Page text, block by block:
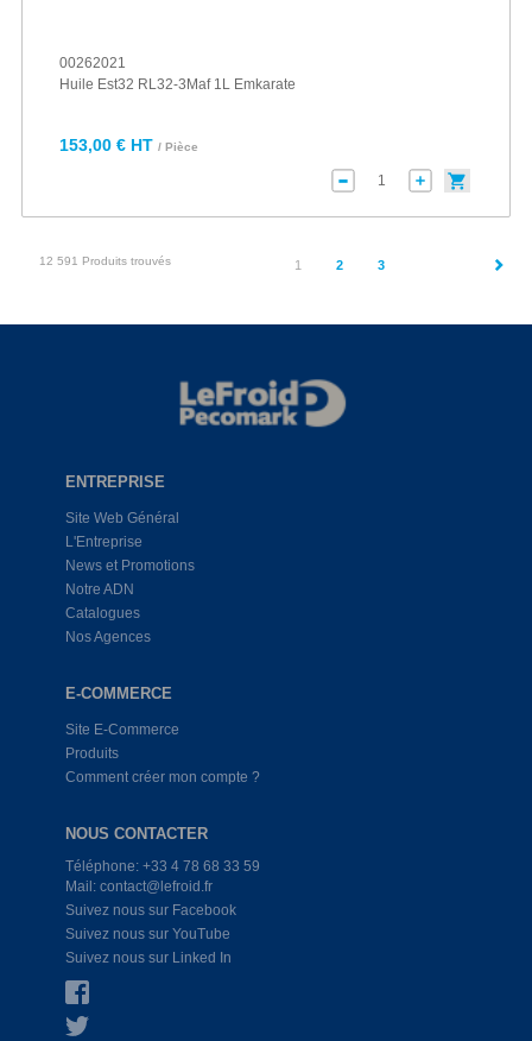
00262021
Huile Est32 RL32-3Maf 1L Emkarate
153,00 € HT / Pièce
12 591 Produits trouvés 1 (current)
2 3
ENTREPRISE
Site Web Général
L'Entreprise
News et Promotions
Notre ADN
Catalogues
Nos Agences
E-COMMERCE
Site E-Commerce
Produits
Comment créer mon compte ?
NOUS CONTACTER
Téléphone: +33 4 78 68 33 59
Mail: contact@lefroid.fr
Suivez nous sur Facebook
Suivez nous sur YouTube
Suivez nous sur Linked In